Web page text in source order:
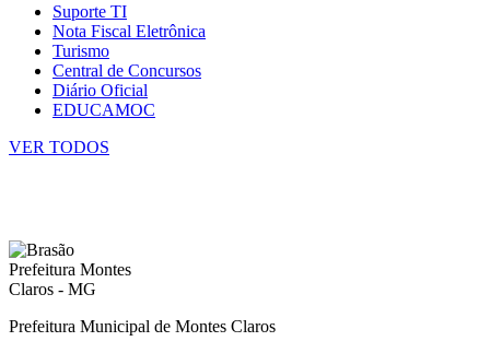
Suporte TI
Nota Fiscal Eletrônica
Turismo
Central de Concursos
Diário Oficial
EDUCAMOC
VER TODOS
Prefeitura Municipal de Montes Claros